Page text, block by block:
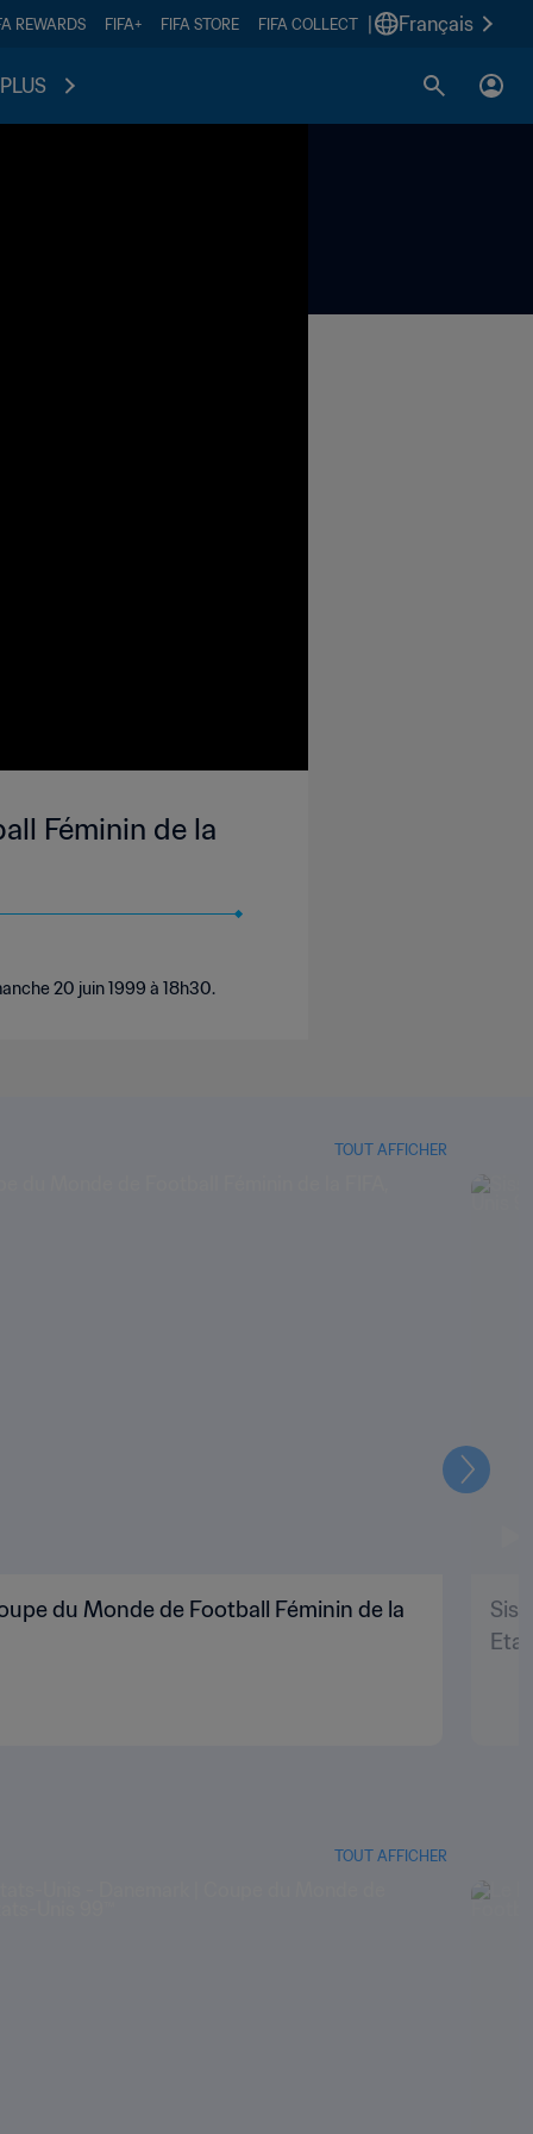
REWARDS FIFA+ FIFA STORE FIFA COLLECT Français
PLUS
Féminin de la
20 juin 1999 à 18h30.
TOUT AFFICHER
du Monde de Football Féminin de la
Suivant
TOUT AFFICHER